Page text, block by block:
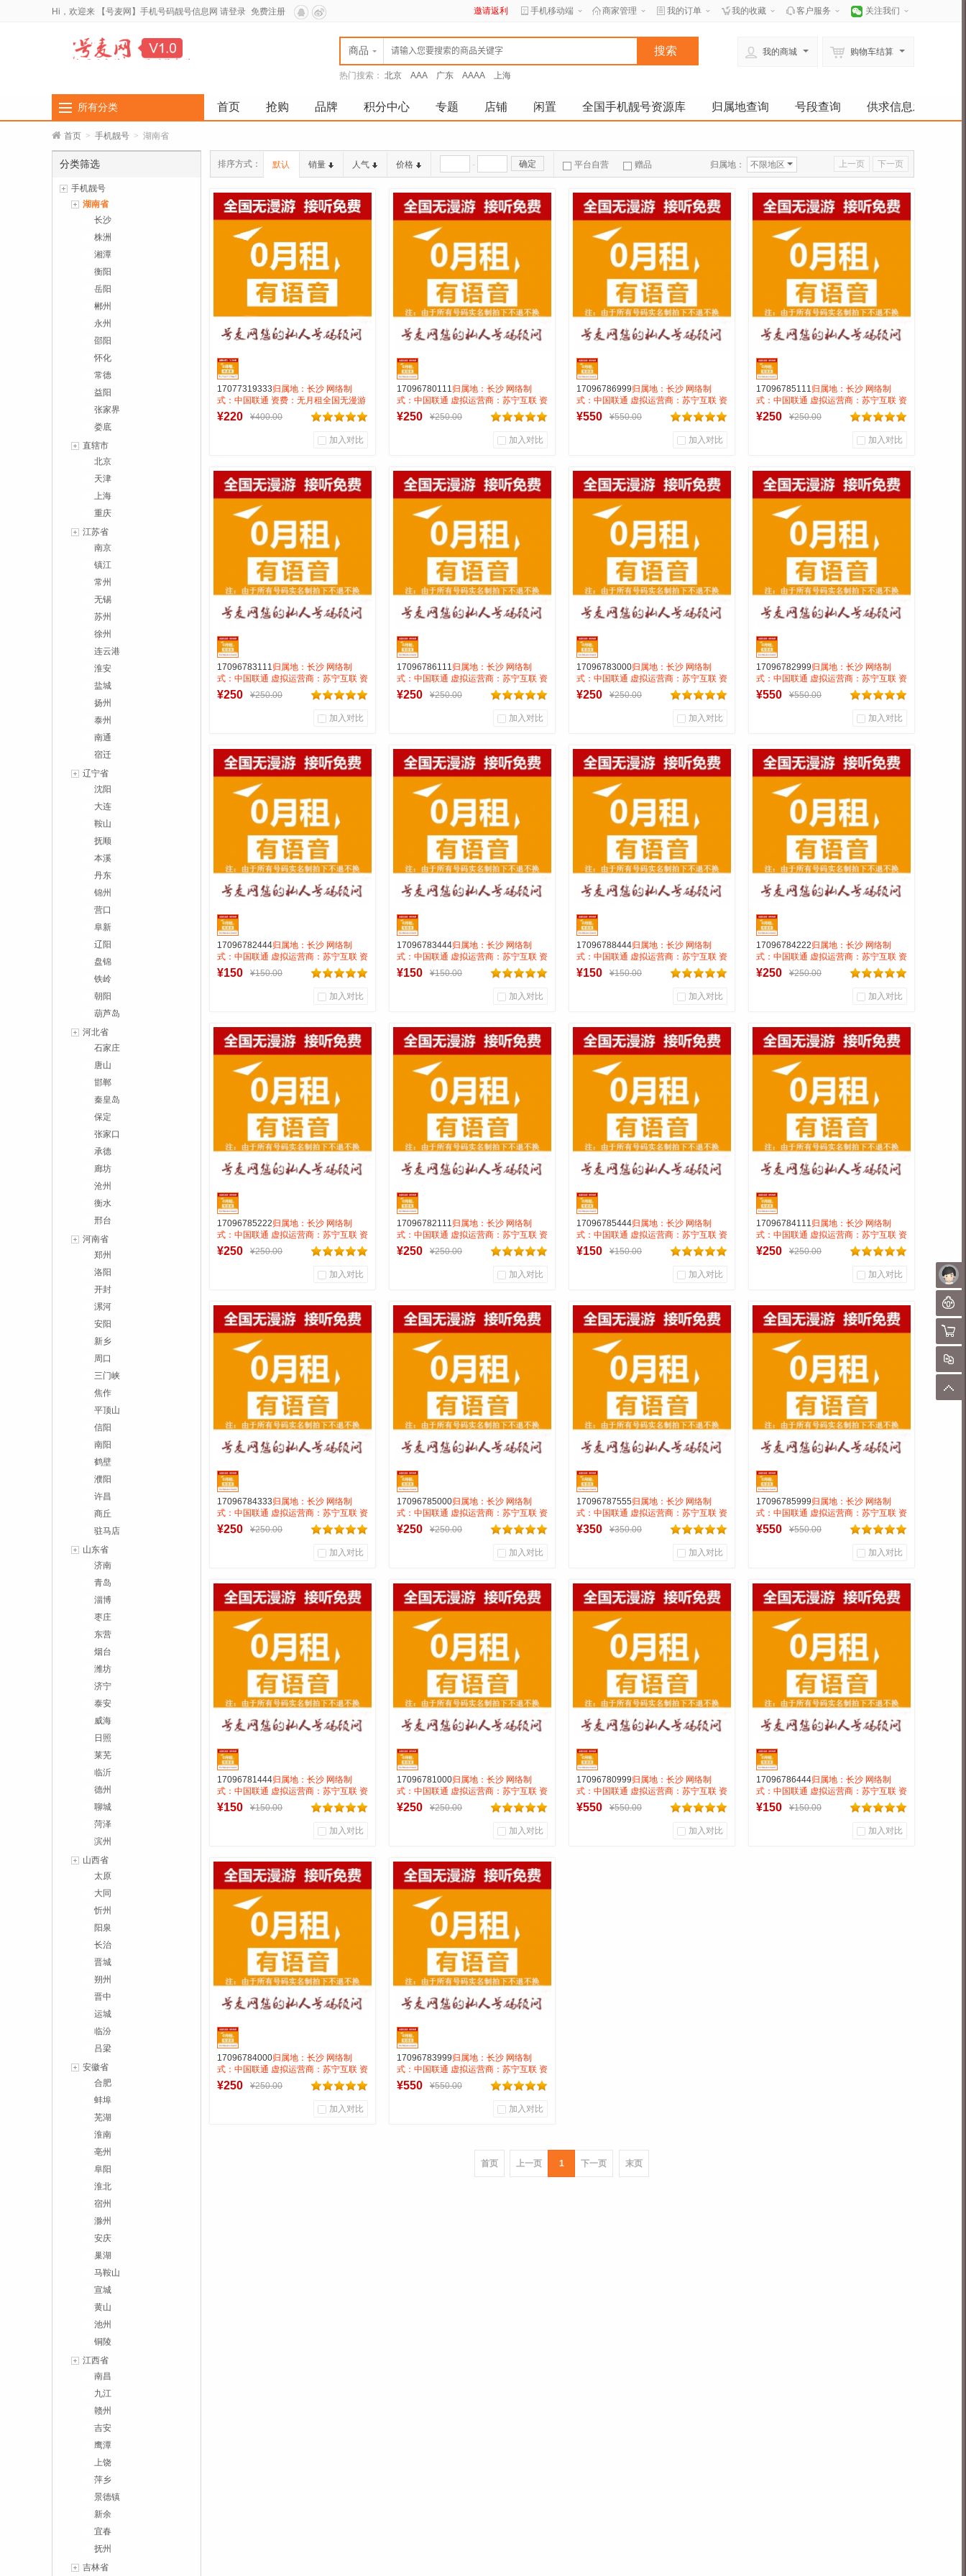
未
聊
购物
对
顶
Hi，欢迎来 【号麦网】手机号码靓号信息网 请登录 免费注册 邀请返利 手机移动端 商家管理 我的订单 我的收藏 客户服务 关注我们
商品
热门搜索： 北京 AAA 广东 AAAA 上海
我的商城 购物车结算
所有分类 首页 抢购 品牌 积分中心 专题 店铺 闲置 全国手机靓号资源库 归属地查询 号段查询 供求信息发布
首页 > 手机靓号 > 湖南省
分类筛选
手机靓号
湖南省
长沙
株洲
湘潭
衡阳
岳阳
郴州
永州
邵阳
怀化
常德
益阳
张家界
娄底
直辖市
北京
天津
上海
重庆
江苏省
南京
镇江
常州
无锡
苏州
徐州
连云港
淮安
盐城
扬州
泰州
南通
宿迁
辽宁省
沈阳
大连
鞍山
抚顺
本溪
丹东
锦州
营口
阜新
辽阳
盘锦
铁岭
朝阳
葫芦岛
河北省
石家庄
唐山
邯郸
秦皇岛
保定
张家口
承德
廊坊
沧州
衡水
邢台
河南省
郑州
洛阳
开封
漯河
安阳
新乡
周口
三门峡
焦作
平顶山
信阳
南阳
鹤壁
濮阳
许昌
商丘
驻马店
山东省
济南
青岛
淄博
枣庄
东营
烟台
潍坊
济宁
泰安
威海
日照
莱芜
临沂
德州
聊城
菏泽
滨州
山西省
太原
大同
忻州
阳泉
长治
晋城
朔州
晋中
运城
临汾
吕梁
安徽省
合肥
蚌埠
芜湖
淮南
亳州
阜阳
淮北
宿州
滁州
安庆
巢湖
马鞍山
宣城
黄山
池州
铜陵
江西省
南昌
九江
赣州
吉安
鹰潭
上饶
萍乡
景德镇
新余
宜春
抚州
吉林省
上一页 下一页
排序方式： 默认 销量 人气 价格 - 确定 平台自营 赠品 归属地： 不限地区
17077319333归属地：长沙 网络制
式：中国联通 资费：无月租全国无漫游
长途市0.15号码属性：AAA靓号
¥220 ¥400.00
加入对比
商品销量
用户评论
到货通知
17096780111归属地：长沙 网络制
式：中国联通 虚拟运营商：苏宁互联 资
费:无月租全国无漫游接听免费月抵消28
打全国0.15一分钟
¥250 ¥250.00
加入对比
商品销量
用户评论
到货通知
17096786999归属地：长沙 网络制
式：中国联通 虚拟运营商：苏宁互联 资
费:无月租全国无漫游接听免费月抵消28
打全国0.15一分钟
¥550 ¥550.00
加入对比
商品销量
用户评论
到货通知
17096785111归属地：长沙 网络制
式：中国联通 虚拟运营商：苏宁互联 资
费:无月租全国无漫游接听免费月抵消28
打全国0.15一分钟
¥250 ¥250.00
加入对比
商品销量
用户评论
到货通知
17096783111归属地：长沙 网络制
式：中国联通 虚拟运营商：苏宁互联 资
费:无月租全国无漫游接听免费月抵消28
打全国0.15一分钟
¥250 ¥250.00
加入对比
商品销量
用户评论
到货通知
17096786111归属地：长沙 网络制
式：中国联通 虚拟运营商：苏宁互联 资
费:无月租全国无漫游接听免费月抵消28
打全国0.15一分钟
¥250 ¥250.00
加入对比
商品销量
用户评论
到货通知
17096783000归属地：长沙 网络制
式：中国联通 虚拟运营商：苏宁互联 资
费:无月租全国无漫游接听免费月抵消28
打全国0.15一分钟
¥250 ¥250.00
加入对比
商品销量
用户评论
到货通知
17096782999归属地：长沙 网络制
式：中国联通 虚拟运营商：苏宁互联 资
费:无月租全国无漫游接听免费月抵消28
打全国0.15一分钟
¥550 ¥550.00
加入对比
商品销量
用户评论
到货通知
17096782444归属地：长沙 网络制
式：中国联通 虚拟运营商：苏宁互联 资
费:无月租全国无漫游接听免费月抵消28
打全国0.15一分钟
¥150 ¥150.00
加入对比
商品销量
用户评论
到货通知
17096783444归属地：长沙 网络制
式：中国联通 虚拟运营商：苏宁互联 资
费:无月租全国无漫游接听免费月抵消28
打全国0.15一分钟
¥150 ¥150.00
加入对比
商品销量
用户评论
到货通知
17096788444归属地：长沙 网络制
式：中国联通 虚拟运营商：苏宁互联 资
费:无月租全国无漫游接听免费月抵消28
打全国0.15一分钟
¥150 ¥150.00
加入对比
商品销量
用户评论
到货通知
17096784222归属地：长沙 网络制
式：中国联通 虚拟运营商：苏宁互联 资
费:无月租全国无漫游接听免费月抵消28
打全国0.15一分钟
¥250 ¥250.00
加入对比
商品销量
用户评论
到货通知
17096785222归属地：长沙 网络制
式：中国联通 虚拟运营商：苏宁互联 资
费:无月租全国无漫游接听免费月抵消28
打全国0.15一分钟
¥250 ¥250.00
加入对比
商品销量
用户评论
到货通知
17096782111归属地：长沙 网络制
式：中国联通 虚拟运营商：苏宁互联 资
费:无月租全国无漫游接听免费月抵消28
打全国0.15一分钟
¥250 ¥250.00
加入对比
商品销量
用户评论
到货通知
17096785444归属地：长沙 网络制
式：中国联通 虚拟运营商：苏宁互联 资
费:无月租全国无漫游接听免费月抵消28
打全国0.15一分钟
¥150 ¥150.00
加入对比
商品销量
用户评论
到货通知
17096784111归属地：长沙 网络制
式：中国联通 虚拟运营商：苏宁互联 资
费:无月租全国无漫游接听免费月抵消28
打全国0.15一分钟
¥250 ¥250.00
加入对比
商品销量
用户评论
到货通知
17096784333归属地：长沙 网络制
式：中国联通 虚拟运营商：苏宁互联 资
费:无月租全国无漫游接听免费月抵消28
打全国0.15一分钟
¥250 ¥250.00
加入对比
商品销量
用户评论
到货通知
17096785000归属地：长沙 网络制
式：中国联通 虚拟运营商：苏宁互联 资
费:无月租全国无漫游接听免费月抵消28
打全国0.15一分钟
¥250 ¥250.00
加入对比
商品销量
用户评论
到货通知
17096787555归属地：长沙 网络制
式：中国联通 虚拟运营商：苏宁互联 资
费:无月租全国无漫游接听免费月抵消28
打全国0.15一分钟
¥350 ¥350.00
加入对比
商品销量
用户评论
到货通知
17096785999归属地：长沙 网络制
式：中国联通 虚拟运营商：苏宁互联 资
费:无月租全国无漫游接听免费月抵消28
打全国0.15一分钟
¥550 ¥550.00
加入对比
商品销量
用户评论
到货通知
17096781444归属地：长沙 网络制
式：中国联通 虚拟运营商：苏宁互联 资
费:无月租全国无漫游接听免费月抵消28
打全国0.15一分钟
¥150 ¥150.00
加入对比
商品销量
用户评论
到货通知
17096781000归属地：长沙 网络制
式：中国联通 虚拟运营商：苏宁互联 资
费:无月租全国无漫游接听免费月抵消28
打全国0.15一分钟
¥250 ¥250.00
加入对比
商品销量
用户评论
到货通知
17096780999归属地：长沙 网络制
式：中国联通 虚拟运营商：苏宁互联 资
费:无月租全国无漫游接听免费月抵消28
打全国0.15一分钟
¥550 ¥550.00
加入对比
17096786444归属地：长沙 网络制
式：中国联通 虚拟运营商：苏宁互联 资
费:无月租全国无漫游接听免费月抵消28
打全国0.15一分钟
¥150 ¥150.00
加入对比
17096784000归属地：长沙 网络制
式：中国联通 虚拟运营商：苏宁互联 资
费:无月租全国无漫游接听免费月抵消28
打全国0.15一分钟
¥250 ¥250.00
加入对比
17096783999归属地：长沙 网络制
式：中国联通 虚拟运营商：苏宁互联 资
费:无月租全国无漫游接听免费月抵消28
打全国0.15一分钟
¥550 ¥550.00
加入对比
用户评论
号麦靓号商行
首页 上一页 1 下一页 末页